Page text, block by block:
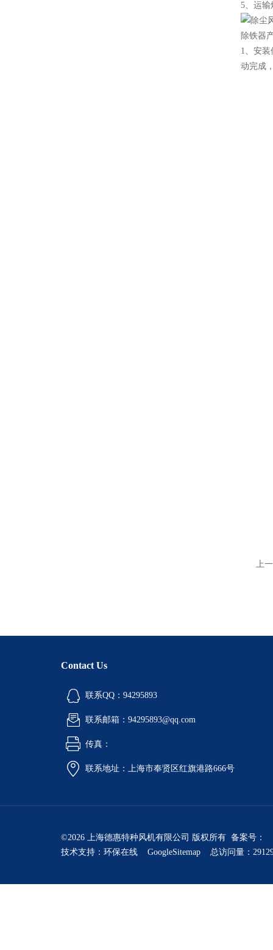
5、运输
除铁器
1、安
动完成
上
Contact Us
联系QQ：94295893
联系邮箱：94295893@qq.com
传真：
联系地址：上海市奉贤区红旗港路666号
©2026 上海德惠特种风机有限公司 版权所有 备案号：
技术支持： 环保在线 GoogleSitemap 总访问量：